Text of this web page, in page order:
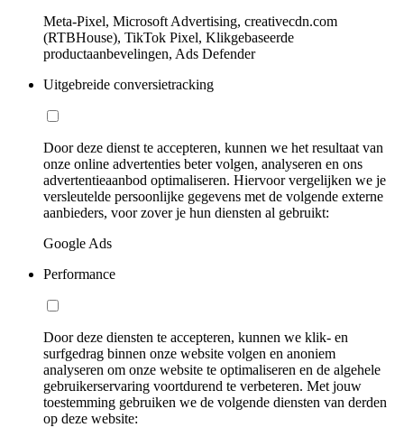
Meta-Pixel, Microsoft Advertising, creativecdn.com
(RTBHouse), TikTok Pixel, Klikgebaseerde
productaanbevelingen, Ads Defender
Uitgebreide conversietracking
Door deze dienst te accepteren, kunnen we het resultaat van
onze online advertenties beter volgen, analyseren en ons
advertentieaanbod optimaliseren. Hiervoor vergelijken we je
versleutelde persoonlijke gegevens met de volgende externe
aanbieders, voor zover je hun diensten al gebruikt:
Google Ads
Performance
Door deze diensten te accepteren, kunnen we klik- en
surfgedrag binnen onze website volgen en anoniem
analyseren om onze website te optimaliseren en de algehele
gebruikerservaring voortdurend te verbeteren. Met jouw
toestemming gebruiken we de volgende diensten van derden
op deze website: